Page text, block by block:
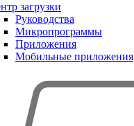
загрузки
Руководства
Микропрограммы
Приложения
Мобильные приложения